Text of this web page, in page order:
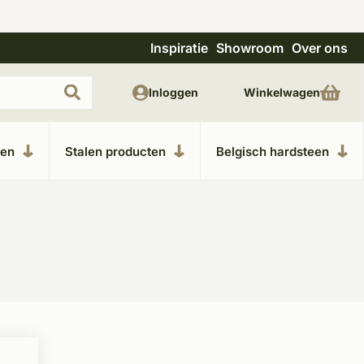
Uitgebreide showroom in Kesteren Unieke
Inspiratie Showroom Over ons
Stalen producten Belgisch hardsteen
Inloggen Winkelwagen